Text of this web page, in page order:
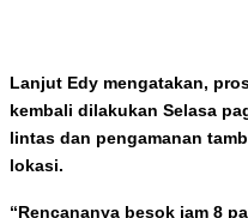
Lanjut Edy mengatakan,
kembali dilakukan Selasa
lintas dan pengamanan
lokasi.
“Rencananya besok jam 8